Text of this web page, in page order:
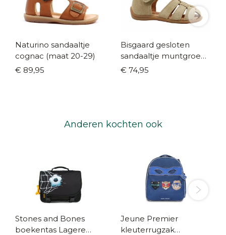
Naturino sandaaltje
cognac (maat 20-29)
€ 89,95
Bisgaard gesloten
sandaaltje muntgroen
(maat 19-25)
€ 74,95
Anderen kochten ook
Stones and Bones
boekentas Lagere
Jeune Premier
kleuterrugzak